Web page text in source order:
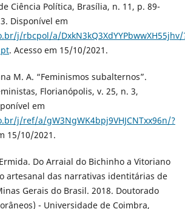
Ciência Política, Brasília, n. 11, p. 89-
Disponível em
j/rbcpol/a/DxkN3kQ3XdYYPbwwXH55jhv/
. Acesso em 15/10/2021.
M. A. “Feminismos subalternos”.
Florianópolis, v. 25, n. 3,
em
j/ref/a/gW3NgWK4bpj9VHJCNTxx96n/?
15/10/2021.
Ermida. Do Arraial do Bichinho a Vitoriano
artesanal das narrativas identitárias de
Gerais do Brasil. 2018. Doutorado
- Universidade de Coimbra,